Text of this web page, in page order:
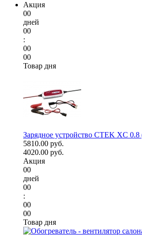
Акция
00
дней
00
:
00
00
Товар дня
Зарядное устройство CTEK XC
5810.00 руб.
4020.00 руб.
Акция
00
дней
00
:
00
00
Товар дня